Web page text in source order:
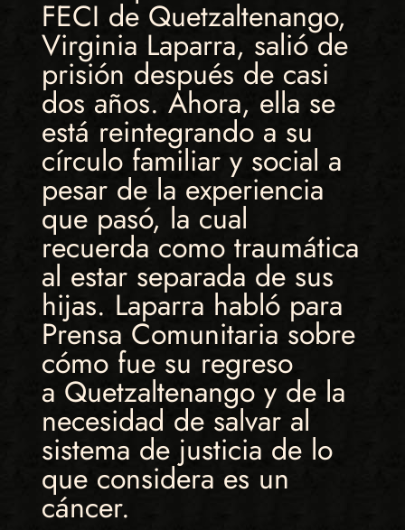
FECI de Quetzaltenango,
Virginia Laparra, salió de
prisión después de casi
dos años. Ahora, ella se
está reintegrando a su
círculo familiar y social a
pesar de la experiencia
que pasó, la cual
recuerda como traumática
al estar separada de sus
hijas. Laparra habló para
Prensa Comunitaria sobre
cómo fue su regreso
a Quetzaltenango y de la
necesidad de salvar al
sistema de justicia de lo
que considera es un
cáncer.